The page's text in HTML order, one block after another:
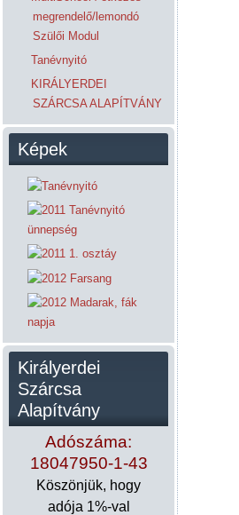
megrendelő/lemondó
Szülői Modul
Tanévnyitó
KIRÁLYERDEI
SZÁRCSA ALAPÍTVÁNY
Képek
Királyerdei
Szárcsa
Alapítvány
Adószáma:
18047950-1-43
Köszönjük, hogy
adója 1%-val